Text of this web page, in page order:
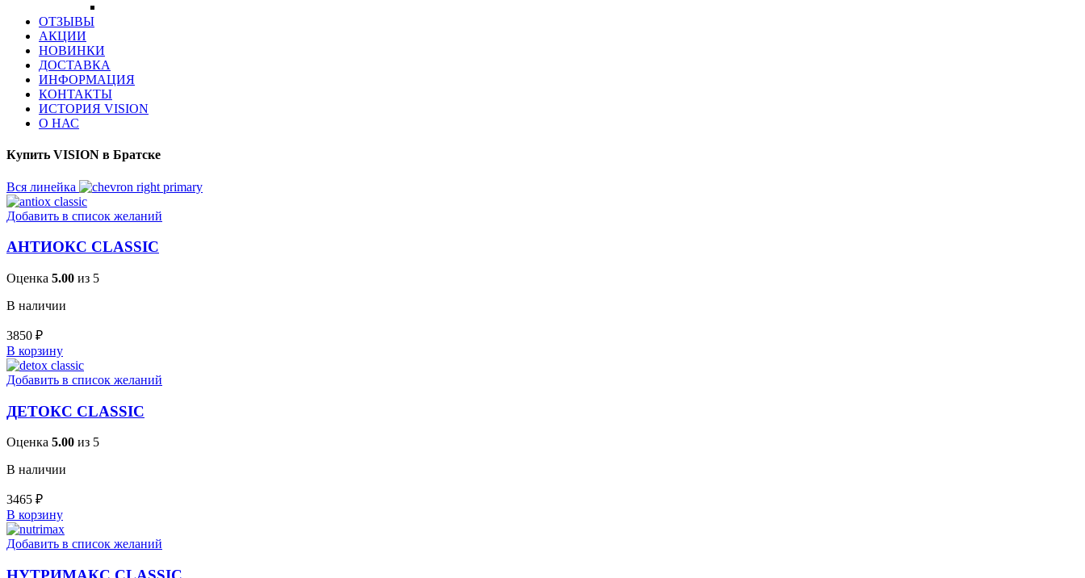
ОТЗЫВЫ
АКЦИИ
НОВИНКИ
ДОСТАВКА
ИНФОРМАЦИЯ
КОНТАКТЫ
ИСТОРИЯ VISION
О НАС
Купить VISION в Братске
Вся линейка
Добавить в список желаний
АНТИОКС CLASSIC
Оценка 5.00 из 5
В наличии
3850 ₽
В корзину
Добавить в список желаний
ДЕТОКС CLASSIC
Оценка 5.00 из 5
В наличии
3465 ₽
В корзину
Добавить в список желаний